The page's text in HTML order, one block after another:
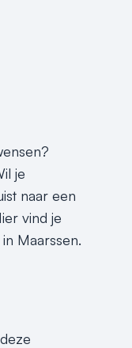
je
naar een
vind je
Maarssen.